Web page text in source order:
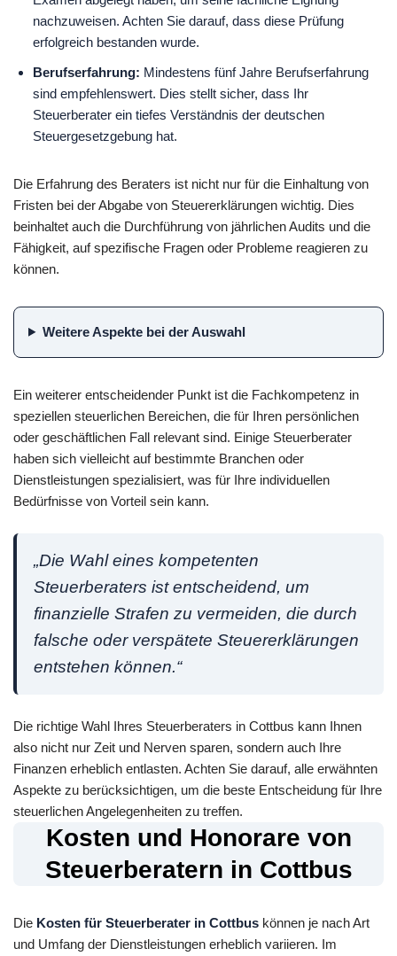
nachzuweisen. Achten Sie darauf, dass diese Prüfung
erfolgreich bestanden wurde.
Berufserfahrung: Mindestens fünf Jahre Berufserfahrung
sind empfehlenswert. Dies stellt sicher, dass Ihr
Steuerberater ein tiefes Verständnis der deutschen
Steuergesetzgebung hat.
Die Erfahrung des Beraters ist nicht nur für die Einhaltung von
Fristen bei der Abgabe von Steuererklärungen wichtig. Dies
beinhaltet auch die Durchführung von jährlichen Audits und die
Fähigkeit, auf spezifische Fragen oder Probleme reagieren zu
können.
Weitere Aspekte bei der Auswahl
Ein weiterer entscheidender Punkt ist die Fachkompetenz in
speziellen steuerlichen Bereichen, die für Ihren persönlichen
oder geschäftlichen Fall relevant sind. Einige Steuerberater
haben sich vielleicht auf bestimmte Branchen oder
Dienstleistungen spezialisiert, was für Ihre individuellen
Bedürfnisse von Vorteil sein kann.
„Die Wahl eines kompetenten
Steuerberaters ist entscheidend, um
finanzielle Strafen zu vermeiden, die durch
falsche oder verspätete Steuererklärungen
entstehen können.“
Die richtige Wahl Ihres Steuerberaters in Cottbus kann Ihnen
also nicht nur Zeit und Nerven sparen, sondern auch Ihre
Finanzen erheblich entlasten. Achten Sie darauf, alle erwähnten
Aspekte zu berücksichtigen, um die beste Entscheidung für Ihre
steuerlichen Angelegenheiten zu treffen.
Kosten und Honorare von
Steuerberatern in Cottbus
Die Kosten für Steuerberater in Cottbus können je nach Art
und Umfang der Dienstleistungen erheblich variieren. Im